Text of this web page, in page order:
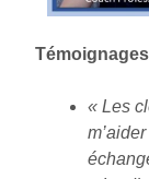
« Les